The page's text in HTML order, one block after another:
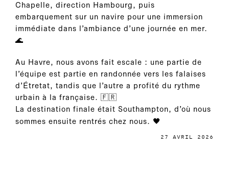
Chapelle, direction Hambourg, puis
embarquement sur un navire pour une immersion
immédiate dans l’ambiance d’une journée en mer.
🌊
Au Havre, nous avons fait escale : une partie de
l’équipe est partie en randonnée vers les falaises
d’Étretat, tandis que l’autre a profité du rythme
urbain à la française. 🇫🇷
La destination finale était Southampton, d’où nous
sommes ensuite rentrés chez nous. 🖤
27 AVRIL 2026